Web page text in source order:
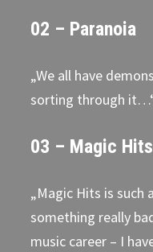
02 – Paranoia
„We all have
sorting through
03 – Magic Hits
„Magic Hits is
something really
music career – I